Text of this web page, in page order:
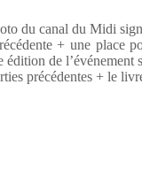
du canal du Midi
+ une place
édition de
précédentes + le